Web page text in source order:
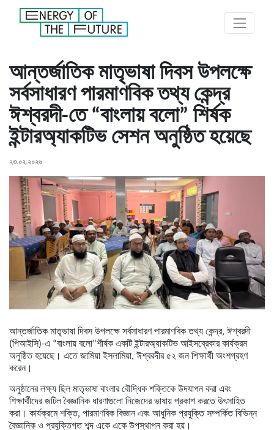
আন্তর্জাতিক মাতৃভাষা দিবস উপলক্ষে
সর্বসাধারণ পারমাণবিক তথ্য কেন্দ্র
ঈশ্বরদী-তে “বাংলায় বলো” শির্ষক
ইন্টারঅ্যাকটিভ সেশন অনুষ্ঠিত হয়েছে
২৩.০২.২০২৬
আন্তর্জাতিক মাতৃভাষা দিবস উপলক্ষেসর্বসাধারণ পারমাণবিক তথ্য কেন্দ্র, ঈশ্বরদী
(পিআইসি)-এ “বাংলায় বলো”শীর্ষক একটি ইন্টারঅ্যাকটিভ আইসব্রেকার কার্যক্রম
অনুষ্ঠিত হয়েছে। এতেজামিয়া ইসলামিয়া, ঈশ্বরদীর ৫২ জন শিক্ষার্থী অংশগ্রহণ
করেন।
অনুষ্ঠানের লক্ষ্য ছিল মাতৃভাষা বাংলার বৌদ্ধিক শক্তিকে উদযাপন করা এবং
শিক্ষার্থীদের জটিল বৈজ্ঞানিক ধারণাগুলো নিজেদের ভাষায় প্রকাশ করতে উৎসাহিত
করা। কার্যক্রমে শক্তি, পারমাণবিক বিজ্ঞান এবং আধুনিক প্রযুক্তি সম্পর্কিত বিভিন্ন
বৈজ্ঞানিক ও প্রযুক্তিগত শব্দ একে একে উপস্থাপন করা হয়।